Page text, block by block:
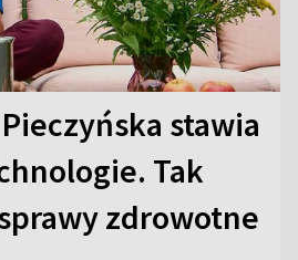
stawia
Tak
zdrowotne